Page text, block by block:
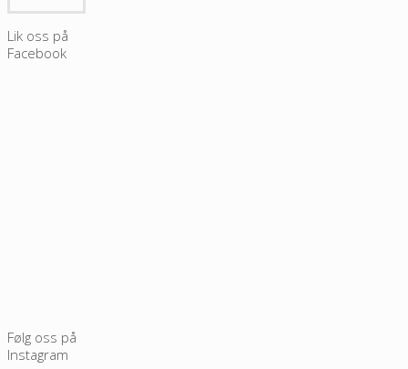
Lik oss på
Facebook
Følg oss på
Instagram